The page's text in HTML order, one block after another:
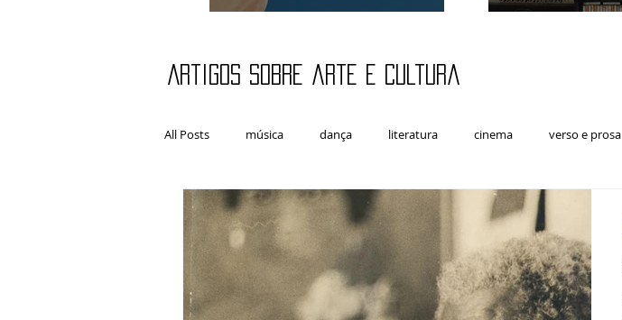
Artigos sobre arte e cultura
All Posts música dança literatura cinema verso e prosa
artes plásticas Fotografia Artes Cênicas Arte e Política